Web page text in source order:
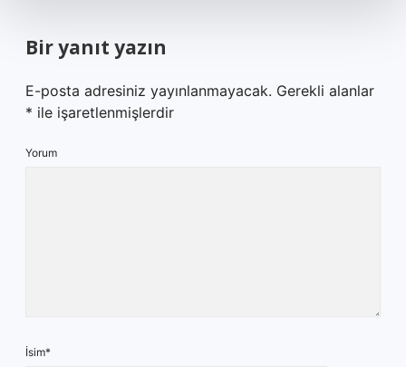
Bir yanıt yazın
E-posta adresiniz yayınlanmayacak. Gerekli alanlar
* ile işaretlenmişlerdir
Yorum
İsim*